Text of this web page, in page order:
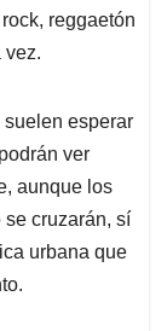
reggaetón
vez.
esperar
ver
aunque los
cruzarán, sí
urbana que